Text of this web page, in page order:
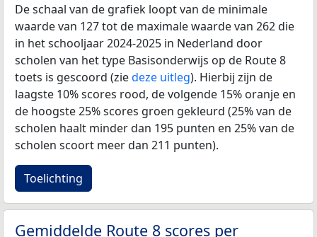
De schaal van de grafiek loopt van de minimale
waarde van 127 tot de maximale waarde van 262 die
in het schooljaar 2024-2025 in Nederland door
scholen van het type Basisonderwijs op de Route 8
toets is gescoord (ziedeze uitleg). Hierbij zijn de
laagste 10% scores rood, de volgende 15% oranje en
de hoogste 25% scores groen gekleurd (25% van de
scholen haalt minder dan 195 punten en 25% van de
scholen scoort meer dan 211 punten).
Toelichting
Gemiddelde Route 8 scores per